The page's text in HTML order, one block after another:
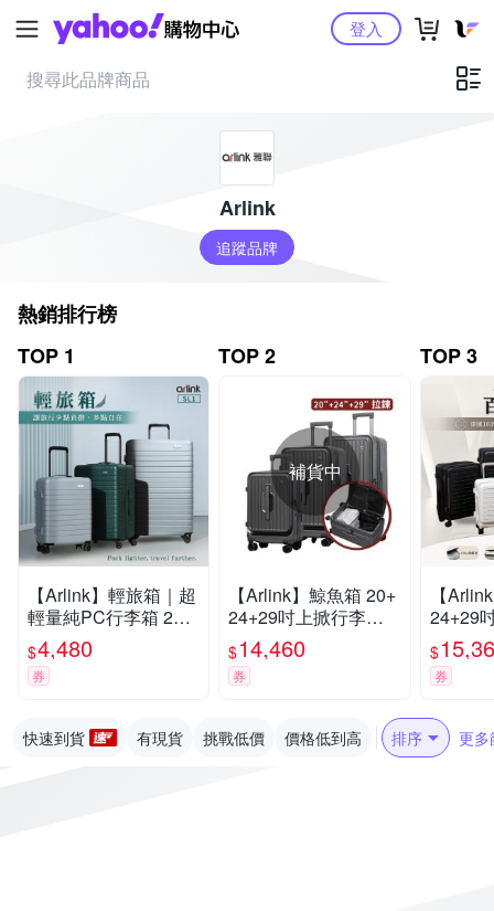
Yahoo購物中心登入
Arlink
追蹤品牌
熱銷排行榜
TOP 1
【Arlink】輕旅箱｜超
輕量純PC行李箱 25
吋
$4,480
券
TOP 2
補貨中
【Arlink】鯨魚箱 20+
24+29吋上掀行李箱
1:9+37 雙開行李箱(五
輪行李箱/行李箱組/側
開行李箱/行李袋)
$14,460
券
TOP 3
【
24+29
箱
(行李箱
組)
$
券
快速到貨 有現貨 挑戰低價 價格低到高 排序 更多